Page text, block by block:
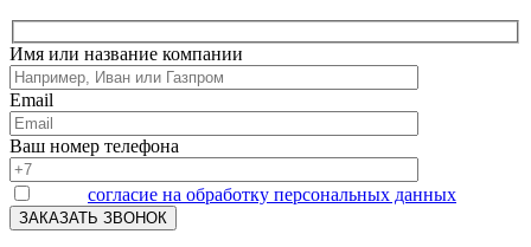
Имя или название компании
Email
Ваш номер телефона
согласие на обработку персональных данных